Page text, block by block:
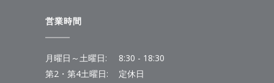
営業時間
月曜日～土曜日:
8:30 - 18:30
第2・第4土曜日:
定休日